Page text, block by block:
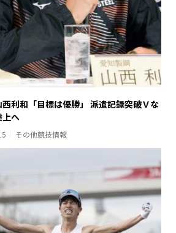
利和「目標は優勝」 派遣記録突破Ｖな
上へ
その他競技情報